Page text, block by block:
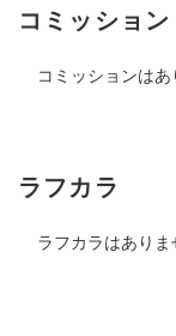
コミッション
コミッションはあ
ラフカラ
ラフカラはありま